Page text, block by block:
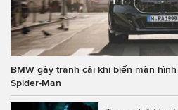
BMW gây tranh cãi khi biến màn
Spider-Man